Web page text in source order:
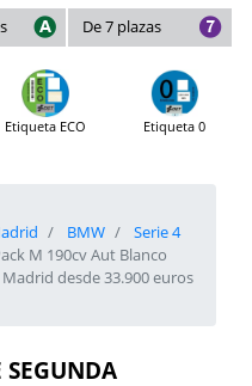
De 7 plazas
Etiqueta ECO Etiqueta 0
BMW
Serie 4
M 190cv Aut Blanco
desde 33.900 euros
SEGUNDA